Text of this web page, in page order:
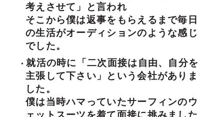
考えさせて」と言われ
そこから僕は返事をもらえるまで毎日
の生活がオーディションのような感じ
でした。
就活の時に「二次面接は自由、自分を
主張して下さい」という会社がありま
した。
僕は当時ハマっていたサーフィンのウ
ェットスーツを着て面接に挑みました